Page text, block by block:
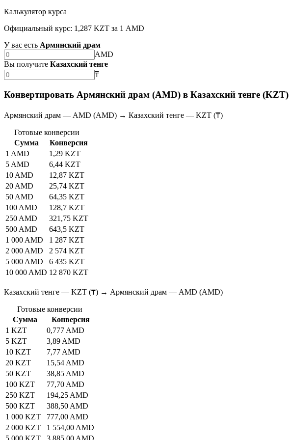
Калькулятор курса
Официальный курс: 1,287 KZT за 1 AMD
У вас есть Армянский драм
AMD
Вы получите Казахский тенге
₸
Конвертировать Армянский драм (AMD) в Казахский тенге (KZT)
Армянский драм — AMD (AMD) → Казахский тенге — KZT (₸)
Готовые конверсии
Сумма
Конверсия
1 AMD
1,29 KZT
5 AMD
6,44 KZT
10 AMD
12,87 KZT
20 AMD
25,74 KZT
50 AMD
64,35 KZT
100 AMD
128,7 KZT
250 AMD
321,75 KZT
500 AMD
643,5 KZT
1 000 AMD
1 287 KZT
2 000 AMD
2 574 KZT
5 000 AMD
6 435 KZT
10 000 AMD 12 870 KZT
Казахский тенге — KZT (₸) → Армянский драм — AMD (AMD)
Готовые конверсии
Сумма
Конверсия
1 KZT
0,777 AMD
5 KZT
3,89 AMD
10 KZT
7,77 AMD
20 KZT
15,54 AMD
50 KZT
38,85 AMD
100 KZT
77,70 AMD
250 KZT
194,25 AMD
500 KZT
388,50 AMD
1 000 KZT
777,00 AMD
2 000 KZT
1 554,00 AMD
5 000 KZT
3 885,00 AMD